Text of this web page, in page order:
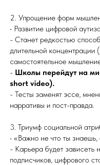
2. Упрощение форм
• Развитие цифровой
- Станет редкостью
длительной
самостоятельное
- Школы перейдут на
short video).
- Тесты заменят эссе,
нарративы и пост-правда.
3. Триумф социальной
• «Важно не что ты знаешь,
- Карьера будет зависеть
подписчиков, цифрового